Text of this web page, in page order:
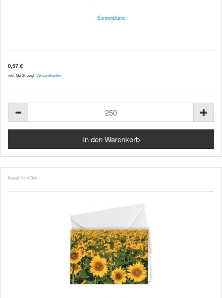
Sonnenblume
0,57 €
inkl. MwSt. zzgl. Versandkosten
Bestell-Nr. 47066